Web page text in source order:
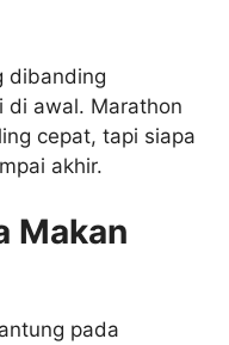
dibanding
di awal. Marathon
cepat, tapi siapa
akhir.
Makan
pada